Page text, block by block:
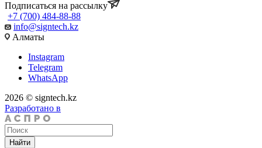
Подписаться на рассылку
+7 (700) 484-88-88
info@signtech.kz
Алматы
Instagram
Telegram
WhatsApp
2026 © signtech.kz
Разработано в
Найти